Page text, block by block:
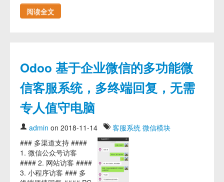
阅读全文
Odoo 基于企业微信的多功能微
信客服系统，多终端回复，无需
专人值守电脑
admin on 2018-11-14 客服系统 微信模块
### 多渠道支持 ####
1. 微信公众号访客
#### 2. 网站访客 ####
3. 小程序访客 ### 多